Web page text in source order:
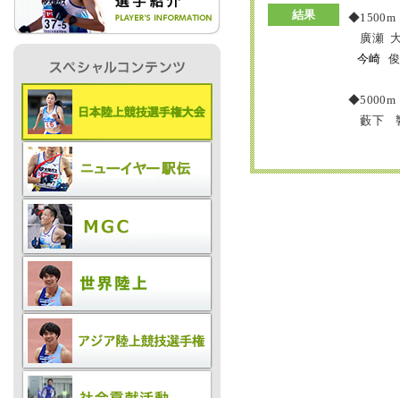
採用情報
プレスリリース
結果
◆1500m
廣瀬
今崎
◆5000m
藪下